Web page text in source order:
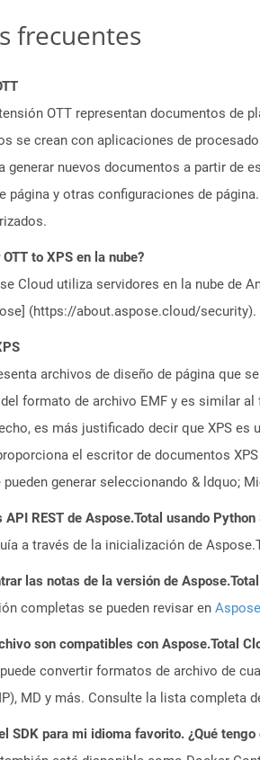
frecuentes
OTT representan documentos de
se crean con aplicaciones de
generar nuevos documentos a partir de
página y otras configuraciones de
to XPS en la nube?
Cloud utiliza servidores en la nube de
(https://about.aspose.cloud/security).
archivos de diseño de página que
formato de archivo EMF y es similar
es más justificado decir que XPS
el escritor de documentos
pueden generar seleccionando & ldquo;
REST de Aspose.Total usando
a través de la inicialización de
las notas de la versión de
completas se pueden revisar en
son compatibles con Aspose.Total
convertir formatos de archivo de
MD y más. Consulte la lista
SDK para mi idioma favorito. ¿Qué tengo